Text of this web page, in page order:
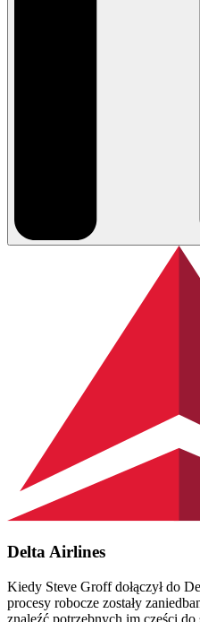
Delta Airlines
Kiedy Steve Groff dołączył do
procesy robocze zostały
znaleźć potrzebnych im części